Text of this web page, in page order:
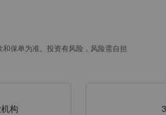
保单为准。投资有风险，风险需自担
构